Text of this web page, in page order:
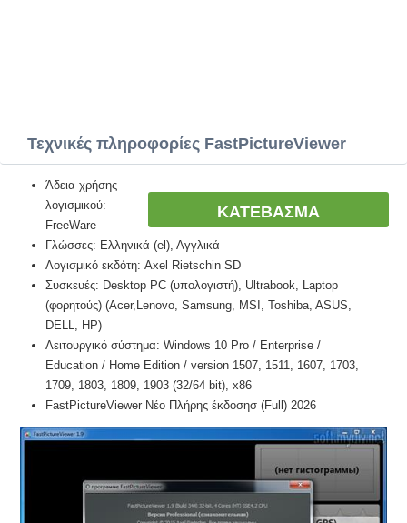
Τεχνικές πληροφορίες FastPictureViewer
ΚΑΤΕΒΑΣΜΑ
Άδεια χρήσης
λογισμικού:
FreeWare
Γλώσσες: Ελληνικά (el), Αγγλικά
Λογισμικό εκδότη: Axel Rietschin SD
Συσκευές: Desktop PC (υπολογιστή), Ultrabook, Laptop
(φορητούς) (Acer,Lenovo, Samsung, MSI, Toshiba, ASUS,
DELL, HP)
Λειτουργικό σύστημα: Windows 10 Pro / Enterprise /
Education / Home Edition / version 1507, 1511, 1607, 1703,
1709, 1803, 1809, 1903 (32/64 bit), x86
FastPictureViewer Νέο Πλήρης έκδοσησ (Full) 2026